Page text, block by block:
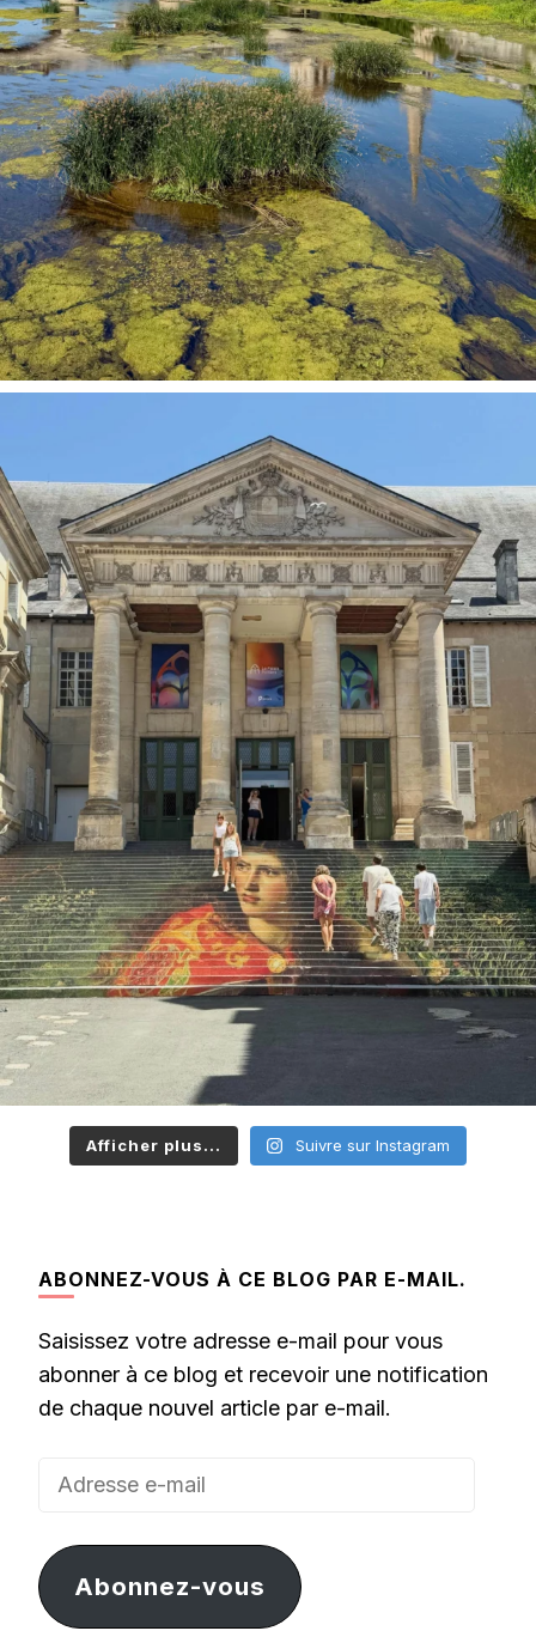
Afficher plus... Suivre sur Instagram
ABONNEZ-VOUS À CE BLOG PAR E-MAIL.
Saisissez votre adresse e-mail pour vous
abonner à ce blog et recevoir une notification
de chaque nouvel article par e-mail.
Adresse
mail
Abonnez-vous